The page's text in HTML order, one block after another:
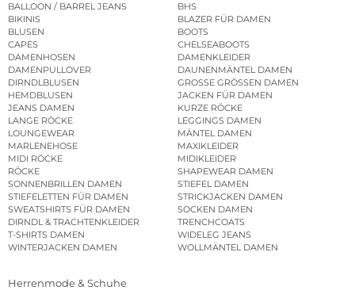
BALLOON / BARREL JEANS
BHS
BIKINIS
BLAZER FÜR DAMEN
BLUSEN
BOOTS
CAPES
CHELSEABOOTS
DAMENHOSEN
DAMENKLEIDER
DAMENPULLOVER
DAUNENMÄNTEL DAMEN
DIRNDLBLUSEN
GROSSE GRÖSSEN DAMEN
HEMDBLUSEN
JACKEN FÜR DAMEN
JEANS DAMEN
KURZE RÖCKE
LANGE RÖCKE
LEGGINGS DAMEN
LOUNGEWEAR
MÄNTEL DAMEN
MARLENEHOSE
MAXIKLEIDER
MIDI RÖCKE
MIDIKLEIDER
RÖCKE
SHAPEWEAR DAMEN
SONNENBRILLEN DAMEN
STIEFEL DAMEN
STIEFELETTEN FÜR DAMEN
STRICKJACKEN DAMEN
SWEATSHIRTS FÜR DAMEN
SOCKEN DAMEN
DIRNDL & TRACHTENKLEIDER
TRENCHCOATS
T-SHIRTS DAMEN
WIDELEG JEANS
WINTERJACKEN DAMEN
WOLLMÄNTEL DAMEN
Herrenmode & Schuhe